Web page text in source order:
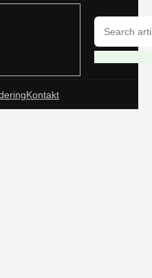
Kontakt